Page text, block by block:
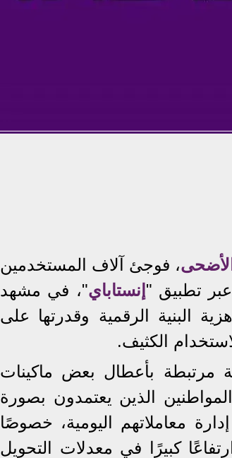
، فوجئ آلاف المستخدمين
عبر تطبيق " إنستاباي"، في مشهد
البنية الرقمية وقدرتها على
الكثيف.
مرتبطة بأعطال بعض ماكينات
الذين يعتمدون بصورة
معاملاتهم اليومية، خصوصًا
كبيرًا في معدلات التحويل